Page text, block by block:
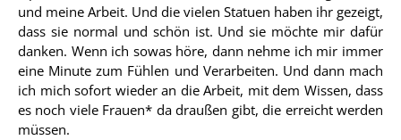
und meine Arbeit. Und die vielen Statuen haben ihr gezeigt,
dass sie normal und schön ist. Und sie möchte mir dafür
danken. Wenn ich sowas höre, dann nehme ich mir immer
eine Minute zum Fühlen und Verarbeiten. Und dann mach
ich mich sofort wieder an die Arbeit, mit dem Wissen, dass
es noch viele Frauen* da draußen gibt, die erreicht werden
müssen.